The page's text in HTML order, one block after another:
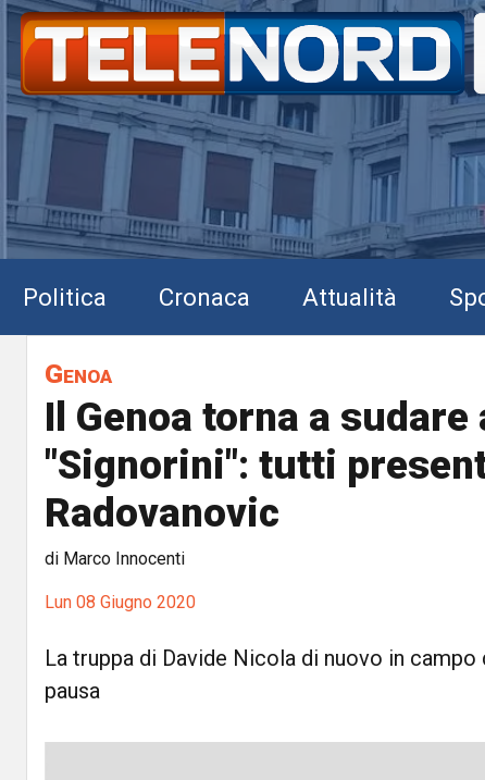
Politica Cronaca Attualità
Genoa
Il Genoa torna a sudare
"Signorini": tutti
Radovanovic
di Marco Innocenti
Lun 08 Giugno 2020
La truppa di Davide Nicola di nuovo in
pausa